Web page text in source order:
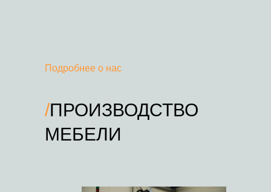
/ПРОИЗВОДСТВО
МЕБЕЛИ
Подробнее о нас
COMPANY